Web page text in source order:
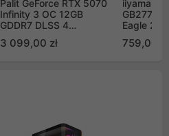
Palit GeForce RTX 5070
Infinity 3 OC 12GB
GDDR7 DLSS 4
GB2050S)
3 099,00 zł
iiyama G-
Eagle 27"
759,00 zł